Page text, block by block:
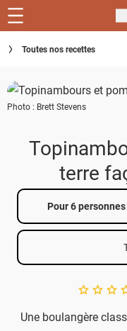
Skip
to
main
Recettes
Inspirations
Conseils
Menu de la semaine
Téléchargez l'app Saveurs
Index des recettes
Guide d'achat
Toutes nos recettes
Photo : Brett Stevens
terre
Pour 6 personnes
A star
Une boulangère